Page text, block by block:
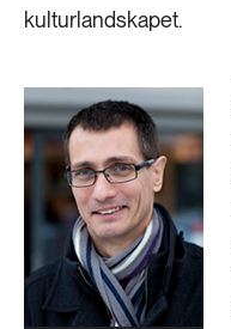
kulturlandskapet.